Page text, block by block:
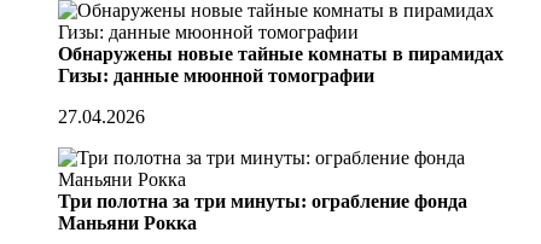
Обнаружены новые тайные комнаты в пирамидах
Гизы: данные мюонной томографии
27.04.2026
Три полотна за три минуты: ограбление фонда
Маньяни Рокка